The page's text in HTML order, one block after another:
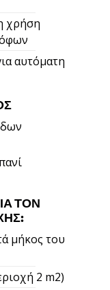
χρήση
αυτόματη
ΤΟΝ
μήκος του
2 m2)